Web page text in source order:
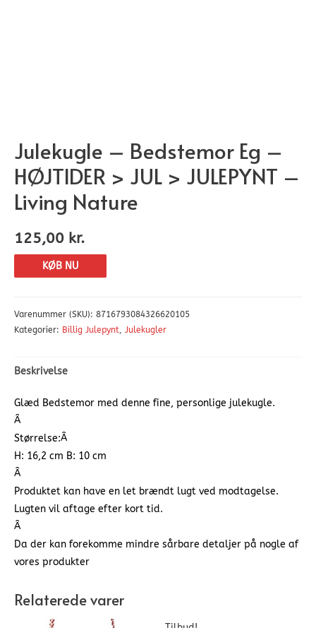
Julekugle – Bedstemor Eg –
HØJTIDER > JUL > JULEPYNT –
Living Nature
125,00 kr.
KØB NU
Varenummer (SKU): 8716793084326620105
Kategorier: Billig Julepynt Julekugler
Beskrivelse
Glæd Bedstemor med denne fine, personlige julekugle.
Â
Størrelse:Â
H: 16,2 cm B: 10 cm
Â
Produktet kan have en let brændt lugt ved modtagelse.
Lugten vil aftage efter kort tid.
Â
Da der kan forekomme mindre sårbare detaljer på nogle af
vores produkter
Relaterede varer